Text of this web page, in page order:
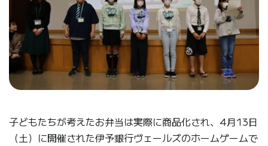
子どもたちが考えたお弁当は実際に商品化され、4月13日
（土）に開催された伊予銀行ヴェールズのホームゲームで